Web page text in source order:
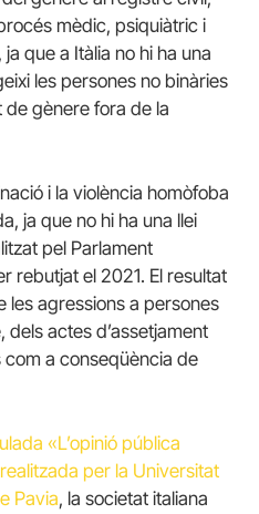
mèdic, psiquiàtric i
que a Itàlia no hi ha una
les persones no binàries
gènere fora de la
i la violència homòfoba
ja que no hi ha una llei
pel Parlament
rebutjat el 2021. El resultat
les agressions a persones
dels actes d’assetjament
a conseqüència de
«L’opinió pública
per la Universitat
Pavia, la societat italiana